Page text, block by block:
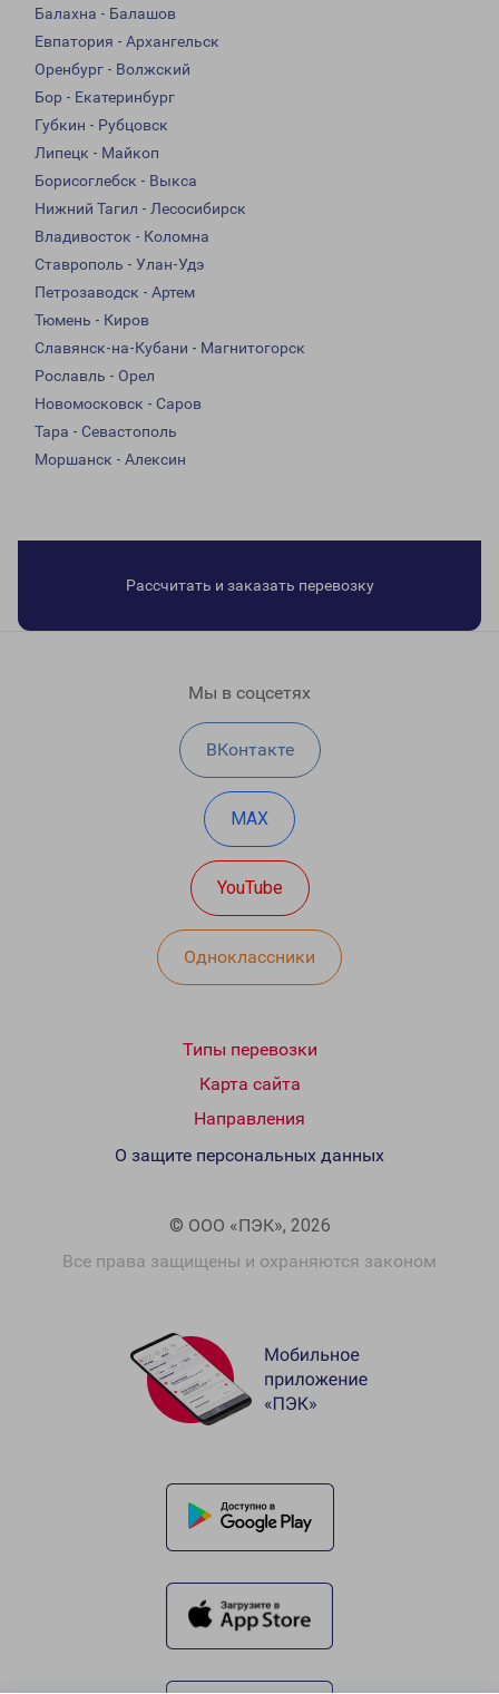
Балахна - Балашов
Евпатория - Архангельск
Оренбург - Волжский
Бор - Екатеринбург
Губкин - Рубцовск
Липецк - Майкоп
Борисоглебск - Выкса
Нижний Тагил - Лесосибирск
Владивосток - Коломна
Ставрополь - Улан-Удэ
Петрозаводск - Артем
Тюмень - Киров
Славянск-на-Кубани - Магнитогорск
Рославль - Орел
Новомосковск - Саров
Тара - Севастополь
Моршанск - Алексин
Рассчитать и заказать перевозку
Мы в соцсетях
ВКонтакте
MAX
YouTube
Одноклассники
Типы перевозки
Карта сайта
Направления
© ООО «ПЭК», 2026
Все права защищены и охраняются законом
О защите персональных данных